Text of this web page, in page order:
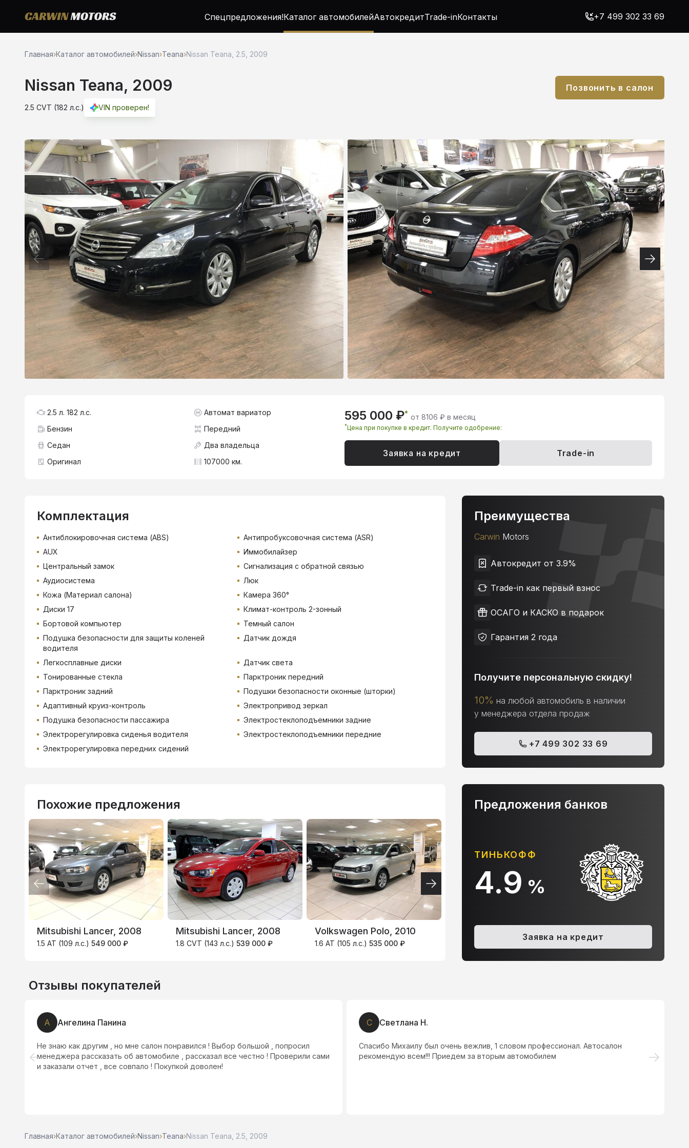
Спецпредложения!Каталог автомобилейАвтокредитTrade-inКонтакты +7 499 302 33 69
Главная›Каталог автомобилей›Nissan›Teana›Nissan Teana, 2.5, 2009
Nissan Teana, 2009
2.5 CVT (182 л.с.) VIN проверен!
Позвонить в салон
595 000 ₽* от 8106 ₽ в месяц
*Цена при покупке в кредит. Получите одобрение:
Заявка на кредит Trade-in
2.5 л. 182 л.с.
Автомат вариатор
Бензин
Передний
Седан
Два владельца
Оригинал
107000 км.
Комплектация
Антиблокировочная система (ABS)
Антипробуксовочная система (ASR)
AUX
Иммобилайзер
Центральный замок
Сигнализация с обратной связью
Аудиосистема
Люк
Кожа (Материал салона)
Камера 360°
Диски 17
Климат-контроль 2-зонный
Бортовой компьютер
Темный салон
Подушка безопасности для защиты коленей
водителя
Датчик дождя
Легкосплавные диски
Датчик света
Тонированные стекла
Парктроник передний
Парктроник задний
Подушки безопасности оконные (шторки)
Адаптивный круиз-контроль
Электропривод зеркал
Подушка безопасности пассажира
Электростеклоподъемники задние
Электрорегулировка сиденья водителя
Электростеклоподъемники передние
Электрорегулировка передних сидений
Преимущества
Carwin Motors
Автокредит от 3.9%
Trade-in как первый взнос
ОСАГО и КАСКО в подарок
Гарантия 2 года
Получите персональную скидку!
10% на любой автомобиль в наличии
у менеджера отдела продаж
+7 499 302 33 69
Похожие предложения
Mitsubishi Lancer, 2008
1.5 AT (109 л.с.) 549 000 ₽
Mitsubishi Lancer, 2008
1.8 CVT (143 л.с.) 539 000 ₽
Volkswagen Polo, 2010
1.6 AT (105 л.с.) 535 000 ₽
Volkswagen Passat, 2008 Honda Civic, 2008
ВТБ
3.9%
ТИНЬКОФФ
4.9%
АЛЬФА-БАНК
10.9%
Предложения банков
Заявка на кредит
Отзывы покупателей
А Ангелина Панина
Не знаю как другим , но мне салон понравился ! Выбор большой , попросил
менеджера рассказать об автомобиле , рассказал все честно ! Проверили сами
и заказали отчет , все совпало ! Покупкой доволен!
С Светлана Н.
Спасибо Михаилу был очень вежлив, 1 словом профессионал. Автосалон
рекомендую всем!!! Приедем за вторым автомобилем
Главная›Каталог автомобилей›Nissan›Teana›Nissan Teana, 2.5, 2009